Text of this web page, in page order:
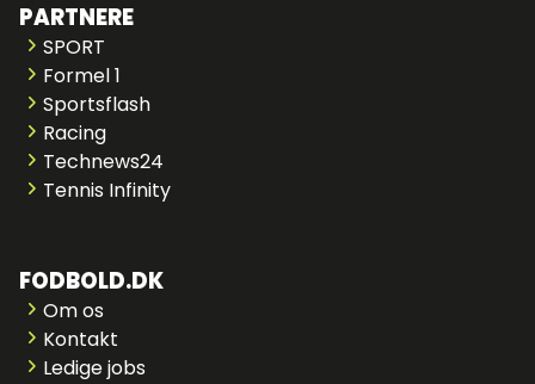
PARTNERE
SPORT
Formel 1
Sportsflash
Racing
Technews24
Tennis Infinity
FODBOLD.DK
Om os
Kontakt
Ledige jobs